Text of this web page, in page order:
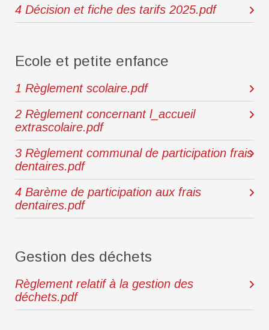
4 Décision et fiche des tarifs 2025.pdf
Ecole et petite enfance
1 Règlement scolaire.pdf
2 Règlement concernant l_accueil
extrascolaire.pdf
3 Règlement communal de participation frais
dentaires.pdf
4 Barème de participation aux frais
dentaires.pdf
Gestion des déchets
Règlement relatif à la gestion des
déchets.pdf